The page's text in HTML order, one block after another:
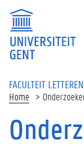
Overslaan en naar de
FACULTEIT
Home